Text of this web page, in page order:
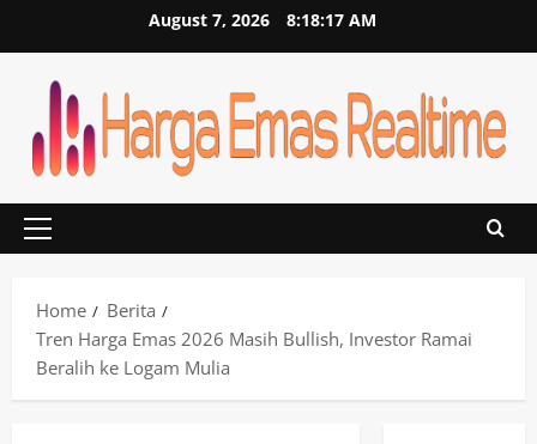
August 7, 2026 8:18:18 AM
Primary
Home
Berita
Tren Harga Emas 2026 Masih Bullish, Investor Ramai
Beralih ke Logam Mulia